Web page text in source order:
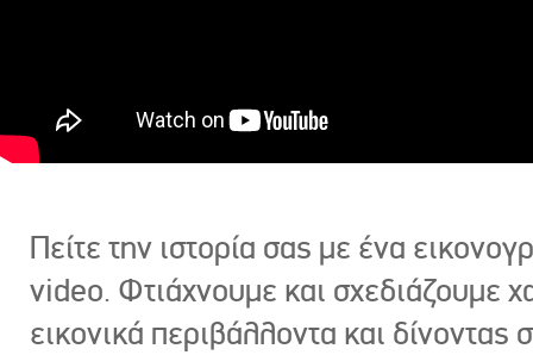
Πείτε την ιστορία σας με ένα
video. Φτιάχνουμε και σχεδιάζουμε
εικονικά περιβάλλοντα και δίνοντας